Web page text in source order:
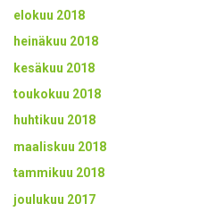
elokuu 2018
heinäkuu 2018
kesäkuu 2018
toukokuu 2018
huhtikuu 2018
maaliskuu 2018
tammikuu 2018
joulukuu 2017